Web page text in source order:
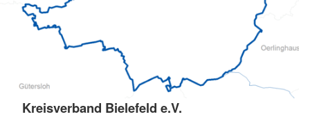
Kreisverband Bielefeld e.V.